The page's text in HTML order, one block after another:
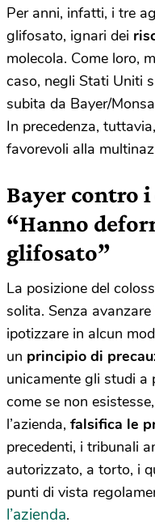
Per anni, infatti, i tre
glifosato, ignari dei
molecola. Come loro,
caso, negli Stati Uniti
subita da Bayer/
In precedenza,
favorevoli alla
Bayer contro
“Hanno
glifosato”
La posizione del
solita. Senza
ipotizzare in alcun
un principio di
unicamente gli studi a
come se non
l’azienda, falsifica le
precedenti, i tribunali
autorizzato, a torto, i
punti di vista
l’azienda.